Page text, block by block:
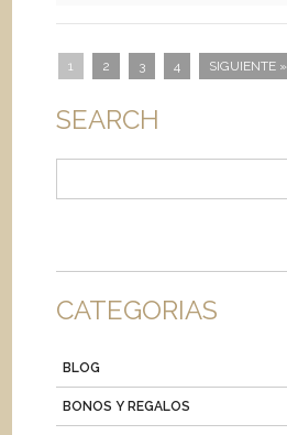
1 2 3 4 SIGUIENTE »
SEARCH
CATEGORIAS
BLOG
BONOS Y REGALOS